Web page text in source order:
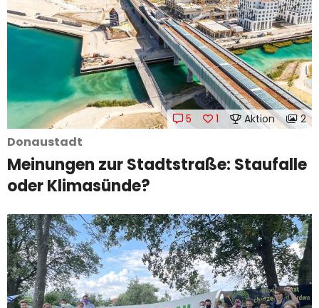
5 1 Aktion 2
Donaustadt
Meinungen zur Stadtstraße: Staufalle
oder Klimasünde?